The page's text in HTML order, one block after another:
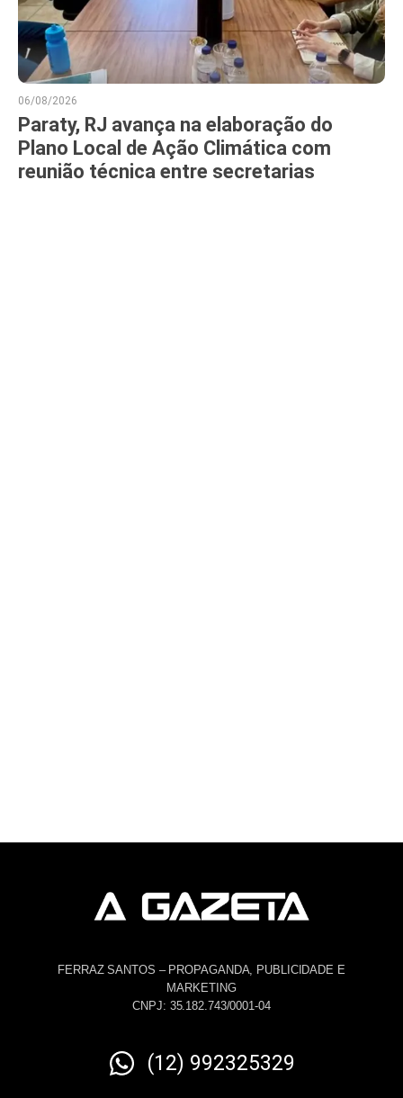
06/08/2026
Paraty, RJ avança na elaboração do
Plano Local de Ação Climática com
reunião técnica entre secretarias
FERRAZ SANTOS – PROPAGANDA, PUBLICIDADE E
MARKETING
CNPJ: 35.182.743/0001-04
(12) 992325329